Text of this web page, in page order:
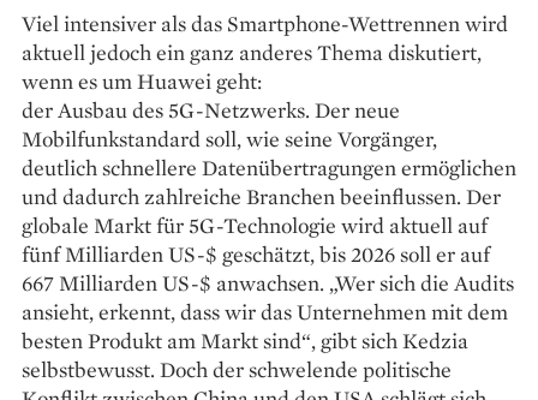
Viel intensiver als das Smartphone-Wett­rennen wird
aktuell jedoch ein ganz anderes Thema diskutiert,
wenn es um Huawei geht:
der Ausbau des 5G-Netzwerks. Der neue
Mobilfunkstandard soll, wie seine Vorgänger,
deutlich schnellere Datenübertragungen ermöglichen
und dadurch zahlreiche Branchen beeinflussen. Der
globale Markt für 5G-Technologie wird aktuell auf
fünf Milliarden US-$ geschätzt, bis 2026 soll er auf
667 Milliarden US-$ anwachsen. „Wer sich die Audits
ansieht, erkennt, dass wir das Unternehmen mit dem
besten Produkt am Markt sind“, gibt sich Kedzia
selbstbewusst. Doch der schwelende politische